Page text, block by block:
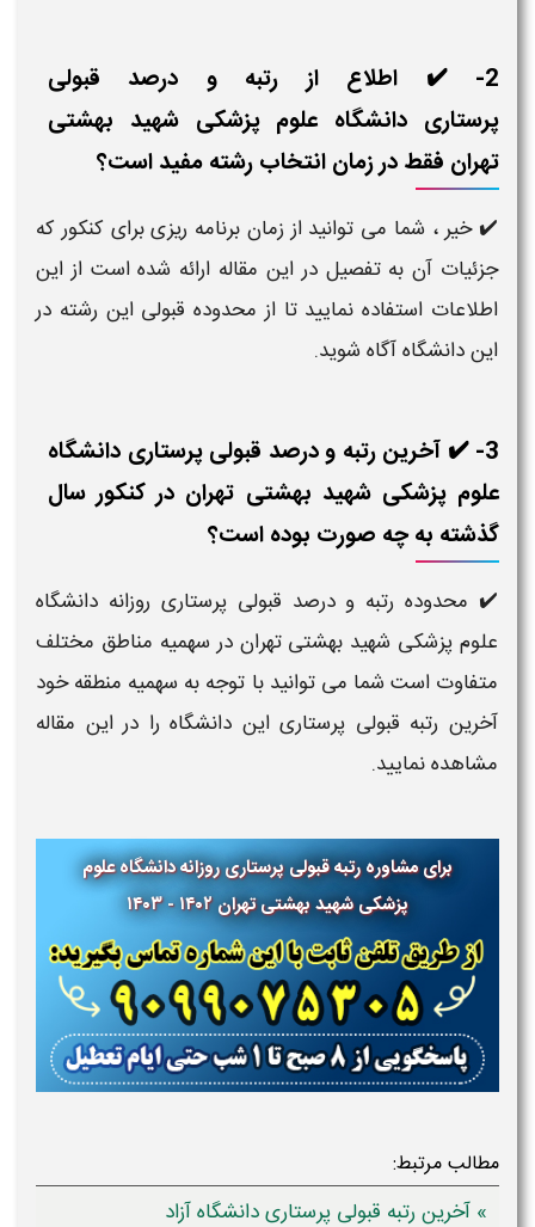
2- ✔️ اطلاع از رتبه و درصد قبولی
پرستاری دانشگاه علوم پزشکی شهید بهشتی
تهران فقط در زمان انتخاب رشته مفید است؟
✔️ خیر ، شما می توانید از زمان برنامه ریزی برای کنکور که
جزئیات آن به تفصیل در این مقاله ارائه شده است از این
اطلاعات استفاده نمایید تا از محدوده قبولی این رشته در
این دانشگاه آگاه شوید.
3- ✔️ آخرین رتبه و درصد قبولی پرستاری دانشگاه
علوم پزشکی شهید بهشتی تهران در کنکور سال
گذشته به چه صورت بوده است؟
✔️ محدوده رتبه و درصد قبولی پرستاری​ روزانه دانشگاه
علوم پزشکی شهید بهشتی تهران در سهمیه مناطق مختلف
متفاوت است شما می توانید با توجه به سهمیه منطقه خود
آخرین رتبه قبولی پرستاری این دانشگاه را در این مقاله
مشاهده نمایید.
برای مشاوره رتبه قبولی پرستاری روزانه دانشگاه علوم
پزشکی شهید بهشتی تهران ۱۴۰۲ - ۱۴۰۳
مطالب مرتبط:
» آخرین رتبه قبولی پرستاری دانشگاه آزاد